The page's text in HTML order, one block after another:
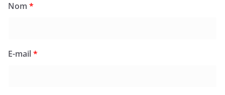
Nom *
E-mail*